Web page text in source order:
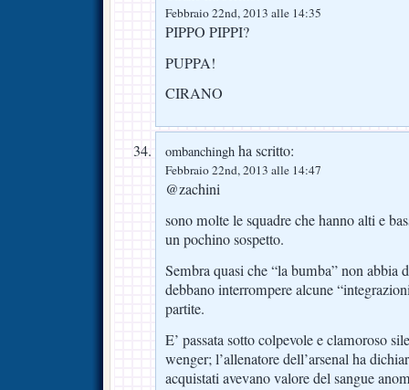
Febbraio 22nd, 2013 alle 14:35
PIPPO PIPPI?
PUPPA!
CIRANO
ombanchingh ha scritto:
Febbraio 22nd, 2013 alle 14:47
@zachini
sono molte le squadre che hanno alti e
un pochino sospetto.
Sembra quasi che “la bumba” non abbia
debbano interrompere alcune
partite.
E’ passata sotto colpevole e clamoroso
wenger; l’allenatore dell’arsenal ha
acquistati avevano valore del sangue